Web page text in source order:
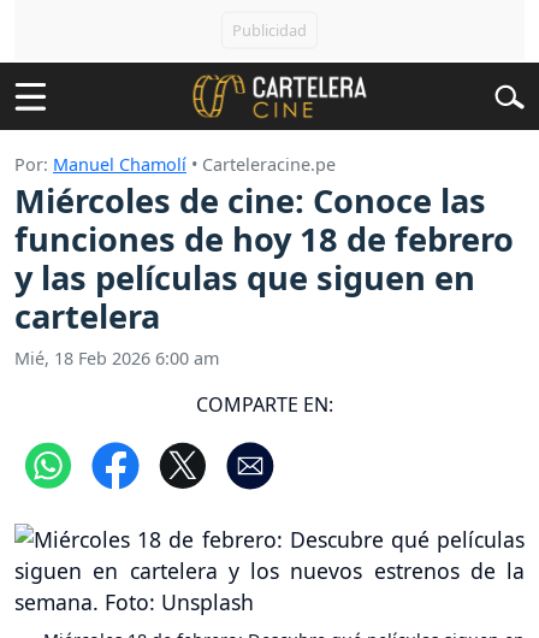
Por: Manuel Chamolí • Carteleracine.pe
Miércoles de cine: Conoce las
funciones de hoy 18 de febrero
y las películas que siguen en
cartelera
Mié, 18 Feb 2026 6:00 am
COMPARTE EN: